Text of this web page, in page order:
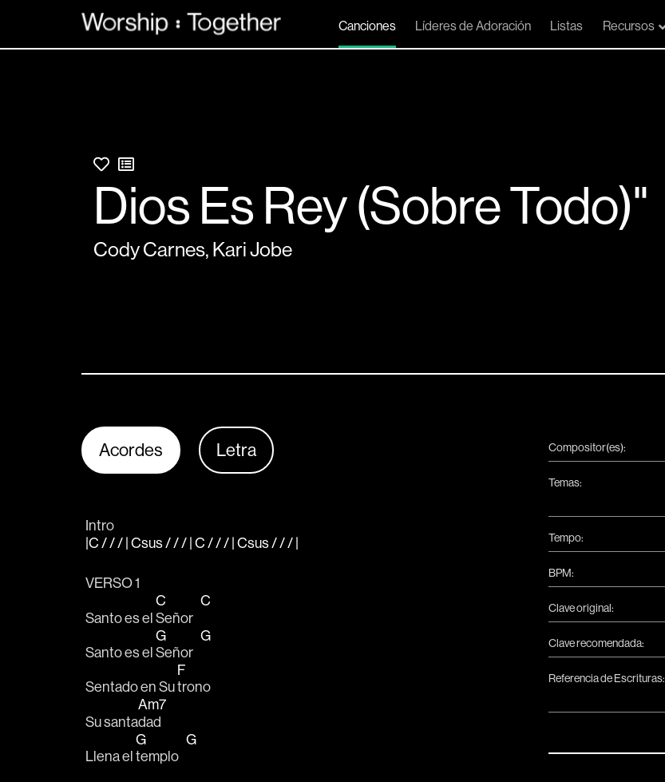
Canciones Líderes de Adoración Listas Recursos
Dios Es Rey (Sobre Todo)"
Cody Carnes, Kari Jobe
Acordes Letra
Intro
|C / / / | Csus / / / | C / / / | Csus / / / |
VERSO 1
Santo es el
C
Señor
C
Santo es el
G
Señor
G
Sentado en Su
F
trono
Su santa
Am7
dad
Llena el
G
templo
G
Compositor(es):
Temas:
Tempo:
BPM:
Clave original:
Clave recomendada:
Referencia de Escrituras: